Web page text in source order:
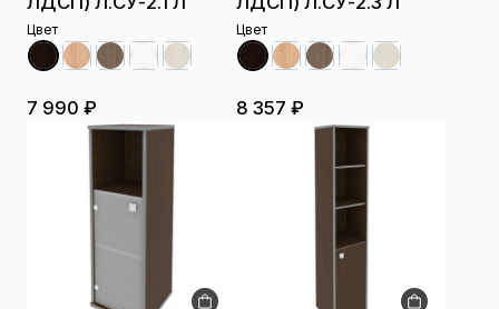
Цвет
7 990 ₽
Цвет
8 357 ₽